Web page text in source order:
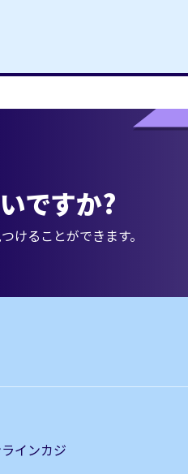
ですか?
けることができます。
インカジ